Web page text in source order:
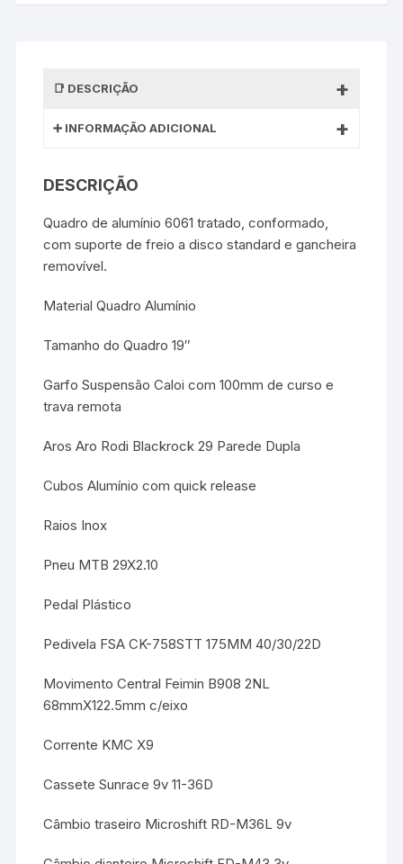
DESCRIÇÃO
INFORMAÇÃO ADICIONAL
DESCRIÇÃO
Quadro de alumínio 6061 tratado, conformado,
com suporte de freio a disco standard e gancheira
removível.
Material Quadro Alumínio
Tamanho do Quadro 19″
Garfo Suspensão Caloi com 100mm de curso e
trava remota
Aros Aro Rodi Blackrock 29 Parede Dupla
Cubos Alumínio com quick release
Raios Inox
Pneu MTB 29X2.10
Pedal Plástico
Pedivela FSA CK-758STT 175MM 40/30/22D
Movimento Central Feimin B908 2NL
68mmX122.5mm c/eixo
Corrente KMC X9
Cassete Sunrace 9v 11-36D
Câmbio traseiro Microshift RD-M36L 9v